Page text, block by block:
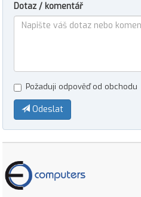
Dotaz / komentář
Požaduji odpověď od obchodu
Odeslat